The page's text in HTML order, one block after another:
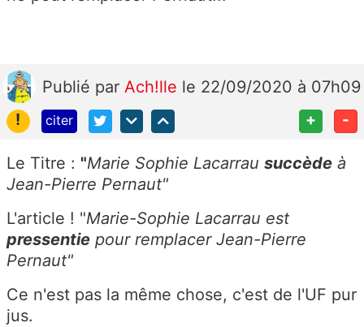
Publié par Ach!lle le 22/09/2020 à 07h09
!
citer + -
Le Titre : "Marie Sophie Lacarrau succède à
Jean-Pierre Pernaut"
L'article ! "Marie-Sophie Lacarrau est
pressentie pour remplacer Jean-Pierre
Pernaut"
Ce n'est pas la même chose, c'est de l'UF pur
jus.